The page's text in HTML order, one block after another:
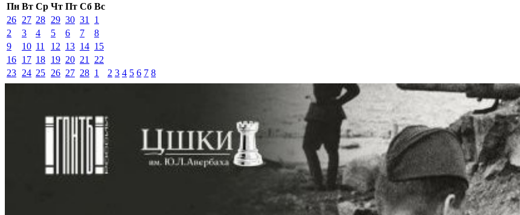
Пн Вт Ср Чт Пт Сб Вс
26 27 28 29 30 31
1
2
3 4 5 6 7
8
9
10 11 12 13 14 15
16 17 18 19 20 21
22
23 24 25 26 27 28 1 2 3 4 5 6 7 8